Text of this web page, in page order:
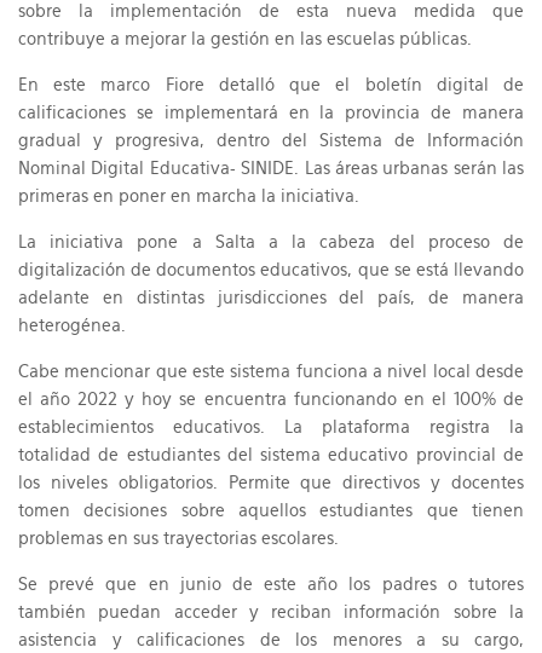
sobre la implementación de esta nueva medida que
contribuye a mejorar la gestión en las escuelas públicas.
En este marco Fiore detalló que el boletín digital de
calificaciones se implementará en la provincia de manera
gradual y progresiva, dentro del Sistema de Información
Nominal Digital Educativa- SINIDE. Las áreas urbanas serán las
primeras en poner en marcha la iniciativa.
La iniciativa pone a Salta a la cabeza del proceso de
digitalización de documentos educativos, que se está llevando
adelante en distintas jurisdicciones del país, de manera
heterogénea.
Cabe mencionar que este sistema funciona a nivel local desde
el año 2022 y hoy se encuentra funcionando en el 100% de
establecimientos educativos. La plataforma registra la
totalidad de estudiantes del sistema educativo provincial de
los niveles obligatorios. Permite que directivos y docentes
tomen decisiones sobre aquellos estudiantes que tienen
problemas en sus trayectorias escolares.
Se prevé que en junio de este año los padres o tutores
también puedan acceder y reciban información sobre la
asistencia y calificaciones de los menores a su cargo,